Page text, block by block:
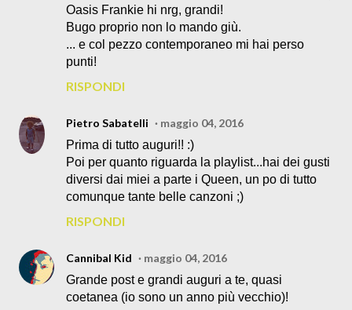
Oasis Frankie hi nrg, grandi!
Bugo proprio non lo mando giù.
... e col pezzo contemporaneo mi hai perso
punti!
RISPONDI
Pietro Sabatelli
maggio 04, 2016
Prima di tutto auguri!! :)
Poi per quanto riguarda la playlist...hai dei gusti
diversi dai miei a parte i Queen, un po di tutto
comunque tante belle canzoni ;)
RISPONDI
Cannibal Kid
maggio 04, 2016
Grande post e grandi auguri a te, quasi
coetanea (io sono un anno più vecchio)!